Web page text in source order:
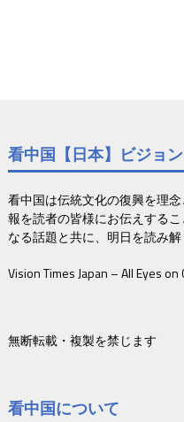
看中国【日本】ビジョ
看中国は伝統文化の復興を理
報を読者の皆様にお伝えする
なる話題と共に、明日を読み解
Vision Times Japan – All Eyes on
無断転載・複製を禁じます
看中国について